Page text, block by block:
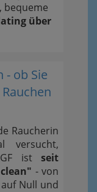
bequeme
über
- ob Sie
Raucherin
versucht,
ist seit
- von
Null und